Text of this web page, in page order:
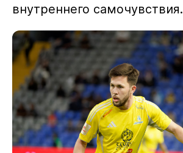
внутреннего самочувствия.